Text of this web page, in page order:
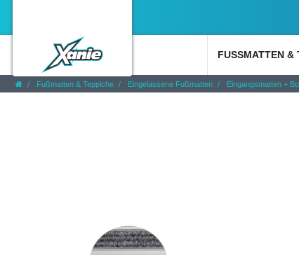
FUSSMATTEN &
Fußmatten & Teppiche Eingelassene Fußmatten Eingangsmatten +